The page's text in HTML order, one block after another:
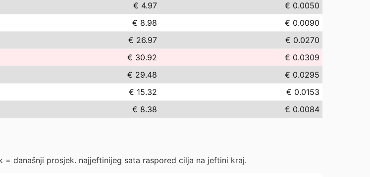
€ 4.97
€ 0.0050
€ 8.98
€ 0.0090
€ 26.97
€ 0.0270
€ 30.92
€ 0.0309
€ 29.48
€ 0.0295
€ 15.32
€ 0.0153
€ 8.38 € 0.0084
= današnji prosjek. najjeftinijeg sata raspored cilja na jeftini kraj.